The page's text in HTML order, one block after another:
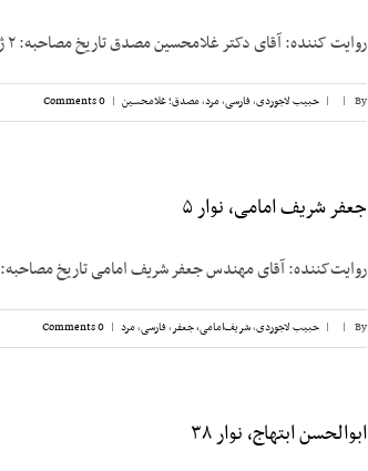
روایت کننده: آقای دکتر غلامحسین مصدق تاریخ مصاحبه: ۲ ژوئیه ۱۹۸۴ محل مصاحبه: [...]
By
|
| حبیب لاجوردی,فارسی,مرد,مصدق؛ غلامحسین |
0 Comments
جعفر شریف امامی، نوار ۵
روایت‌کننده: آقای مهندس جعفر شریف امامی تاریخ مصاحبه: ۱۲ می ۱۹۳۸ محل مصاحبه: [...]
By
|
| حبیب لاجوردی,شریف‌امامی، جعفر,فارسی,مرد |
0 Comments
ابوالحسن ابتهاج، نوار ۳۸